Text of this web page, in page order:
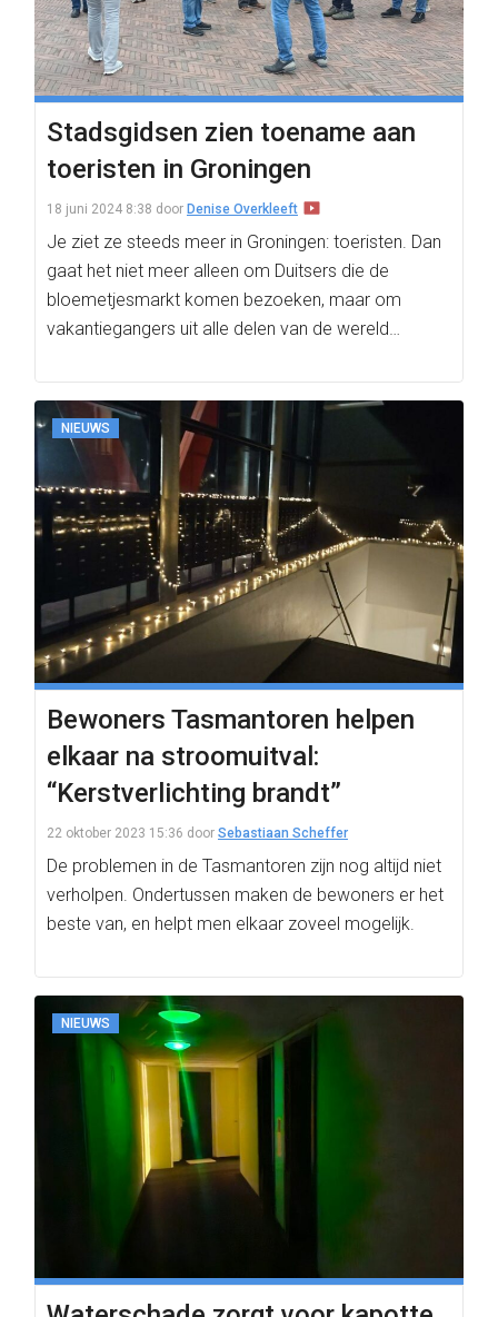
Stadsgidsen zien toename aan
toeristen in Groningen
18 juni 2024 8:38 door Denise Overkleeft
Je ziet ze steeds meer in Groningen: toeristen. Dan
gaat het niet meer alleen om Duitsers die de
bloemetjesmarkt komen bezoeken, maar om
vakantiegangers uit alle delen van de wereld…
NIEUWS
Bewoners Tasmantoren helpen
elkaar na stroomuitval:
“Kerstverlichting brandt”
22 oktober 2023 15:36 door Sebastiaan Scheffer
De problemen in de Tasmantoren zijn nog altijd niet
verholpen. Ondertussen maken de bewoners er het
beste van, en helpt men elkaar zoveel mogelijk.
NIEUWS